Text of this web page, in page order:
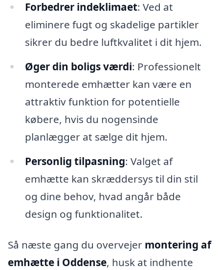
Forbedrer indeklimaet: Ved at
eliminere fugt og skadelige partikler
sikrer du bedre luftkvalitet i dit hjem.
Øger din boligs værdi: Professionelt
monterede emhætter kan være en
attraktiv funktion for potentielle
købere, hvis du nogensinde
planlægger at sælge dit hjem.
Personlig tilpasning: Valget af
emhætte kan skræddersys til din stil
og dine behov, hvad angår både
design og funktionalitet.
Så næste gang du overvejer montering af
emhætte i Oddense, husk at indhente